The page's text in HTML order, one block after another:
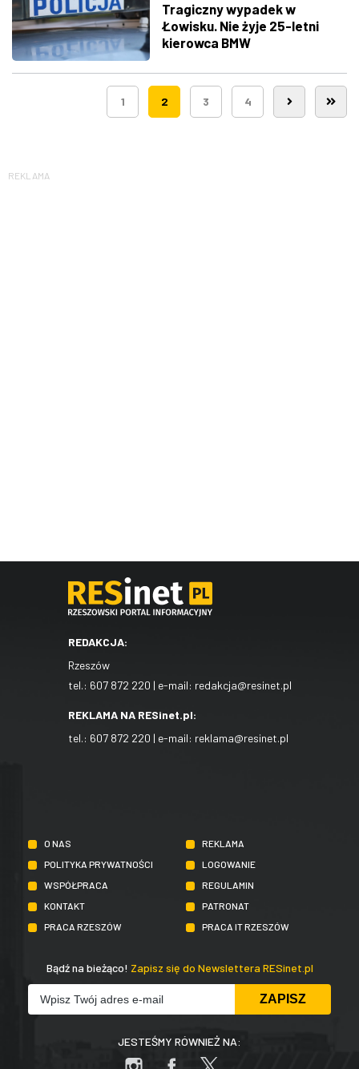
Tragiczny wypadek w
Łowisku. Nie żyje 25-letni
kierowca BMW
1 2 3 4
REKLAMA
REDAKCJA:
Rzeszów
tel.: 607 872 220 | e-mail: redakcja@resinet.pl
REKLAMA NA RESinet.pl:
tel.: 607 872 220 | e-mail: reklama@resinet.pl
O NAS
REKLAMA
POLITYKA PRYWATNOŚCI
LOGOWANIE
WSPÓŁPRACA
REGULAMIN
KONTAKT
PATRONAT
PRACA RZESZÓW
PRACA IT RZESZÓW
Bądź na bieżąco! Zapisz się do Newslettera RESinet.pl
JESTEŚMY RÓWNIEŻ NA: